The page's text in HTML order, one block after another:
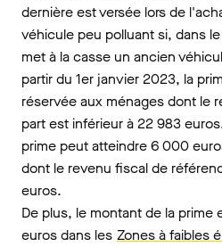
dernière est versée lors de
véhicule peu polluant si, dans
met à la casse un ancien
partir du 1er janvier 2023, la
réservée aux ménages dont le
part est inférieur à 22 983
prime peut atteindre 6 000
dont le revenu fiscal de
euros.
De plus, le montant de la prime
euros dans les Zones à faibles